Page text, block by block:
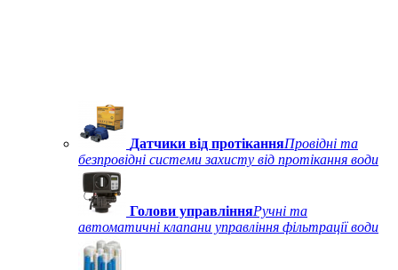
Датчики від протіканняПровідні та
безпровідні системи захисту від протікання води
Голови управлінняРучні та
автоматичні клапани управління фільтрації води